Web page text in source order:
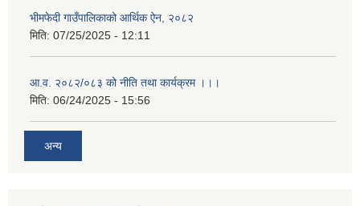
भीमफेदी गाउँपालिकाको आर्थिक ऐन, २०८२
मिति: 07/25/2025 - 12:11
आ.व. २०८२/०८३ को नीति तथा कार्यक्रम ।।।
मिति: 06/24/2025 - 15:56
अन्य